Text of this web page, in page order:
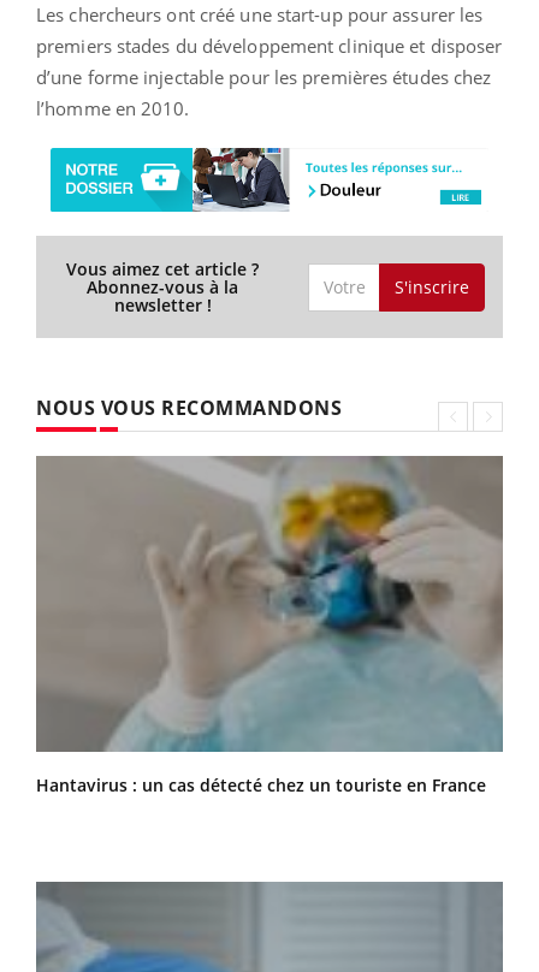
Les chercheurs ont créé une start-up pour assurer les
premiers stades du développement clinique et disposer
d’une forme injectable pour les premières études chez
l’homme en 2010.
Vous aimez cet article ?
Abonnez-vous à la
newsletter !
S'inscrire
NOUS VOUS RECOMMANDONS
Hantavirus : un cas détecté chez un touriste en France